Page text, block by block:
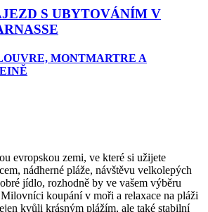
S UBYTOVÁNÍM V
MONTMARTRE A
evropskou zemi, ve které si užijete
nádherné pláže, návštěvu velkolepých
jídlo, rozhodně by ve vašem výběru
koupání v moři a relaxace na pláži
kvůli krásným plážím, ale také stabilní